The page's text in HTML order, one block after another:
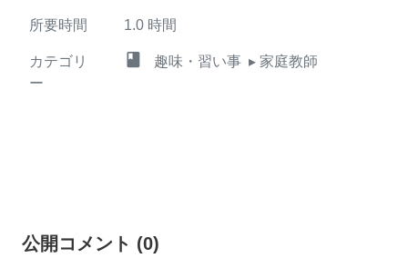
所要時間 1.0 時間
カテゴリ
ー
class 趣味・習い事 ▸ 家庭教師
公開コメント (0)